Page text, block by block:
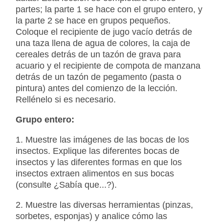
partes; la parte 1 se hace con el grupo entero, y
la parte 2 se hace en grupos pequeños.
Coloque el recipiente de jugo vacío detrás de
una taza llena de agua de colores, la caja de
cereales detrás de un tazón de grava para
acuario y el recipiente de compota de manzana
detrás de un tazón de pegamento (pasta o
pintura) antes del comienzo de la lección.
Rellénelo si es necesario.
Grupo entero:
1. Muestre las imágenes de las bocas de los
insectos. Explique las diferentes bocas de
insectos y las diferentes formas en que los
insectos extraen alimentos en sus bocas
(consulte ¿Sabía que...?).
2. Muestre las diversas herramientas (pinzas,
sorbetes, esponjas) y analice cómo las